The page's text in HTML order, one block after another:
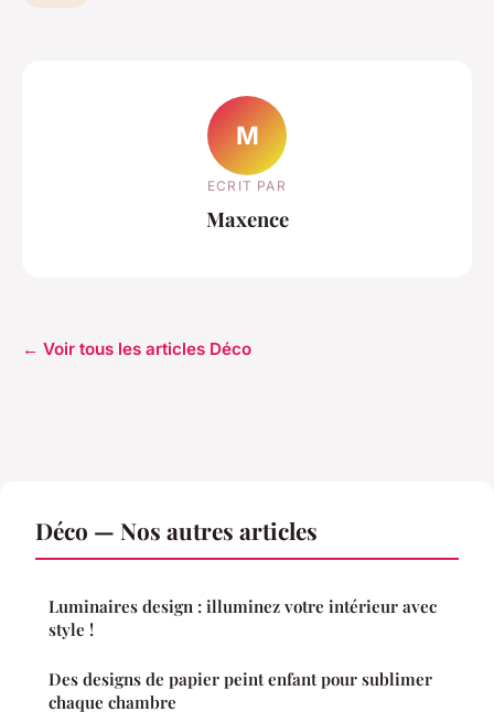
M
ECRIT PAR
Maxence
← Voir tous les articles Déco
Déco — Nos autres articles
Luminaires design : illuminez votre intérieur avec
style !
Des designs de papier peint enfant pour sublimer
chaque chambre